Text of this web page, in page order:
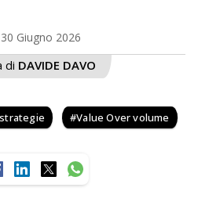
30 Giugno 2026
di DAVIDE DAVO
strategie Value Over volume